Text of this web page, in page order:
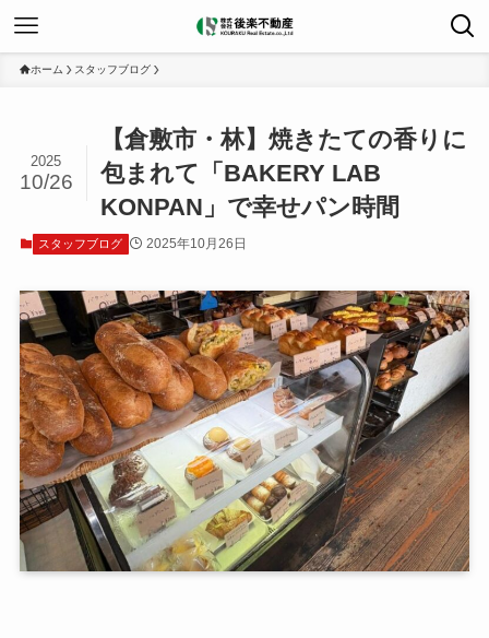
ホーム スタッフブログ
【倉敷市・林】焼きたての香りに
包まれて「BAKERY LAB
KONPAN」で幸せパン時間
2025
10/26
スタッフブログ 2025年10月26日